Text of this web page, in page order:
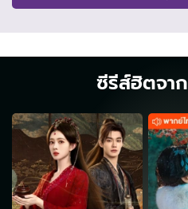
ซีรีส์ฮิตจาก